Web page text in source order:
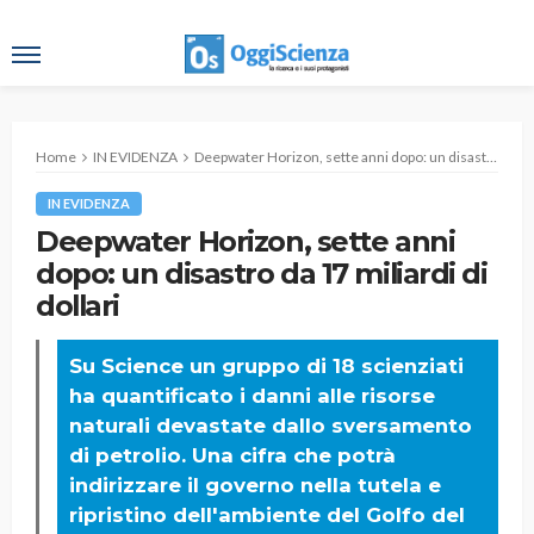
Home IN EVIDENZA Deepwater Horizon, sette anni dopo: un disastro da 17 miliardi di dollari
IN EVIDENZA
Deepwater Horizon, sette anni
dopo: un disastro da 17 miliardi di
dollari
Su Science un gruppo di 18 scienziati
ha quantificato i danni alle risorse
naturali devastate dallo sversamento
di petrolio. Una cifra che potrà
indirizzare il governo nella tutela e
ripristino dell'ambiente del Golfo del